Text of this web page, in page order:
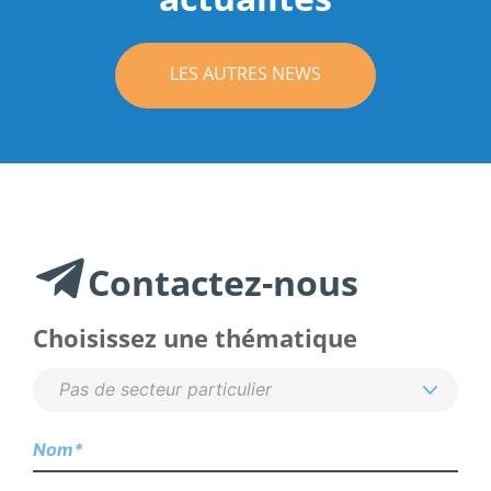
LES AUTRES NEWS
Contactez-nous
Choisissez une thématique